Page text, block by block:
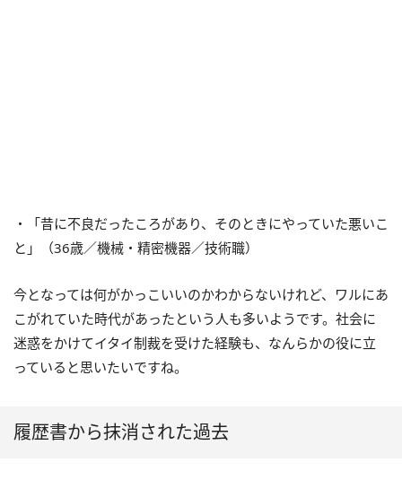
・「昔に不良だったころがあり、そのときにやっていた悪いこ
と」（36歳／機械・精密機器／技術職）
今となっては何がかっこいいのかわからないけれど、ワルにあ
こがれていた時代があったという人も多いようです。社会に
迷惑をかけてイタイ制裁を受けた経験も、なんらかの役に立
っていると思いたいですね。
履歴書から抹消された過去